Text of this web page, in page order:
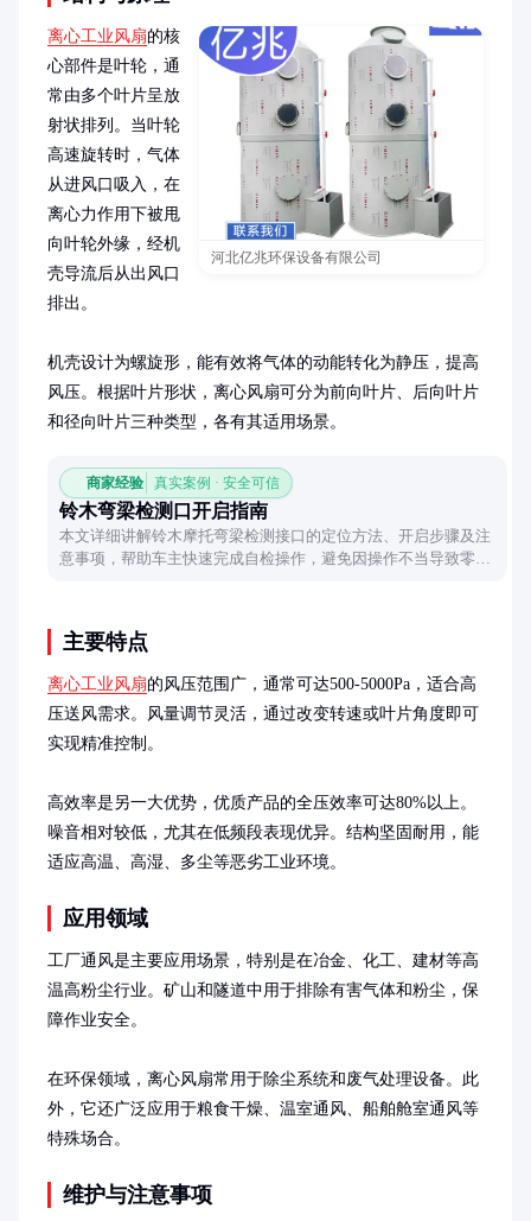
河北亿兆环保设备有限公司
离心工业风扇的核
心部件是叶轮，通
常由多个叶片呈放
射状排列。当叶轮
高速旋转时，气体
从进风口吸入，在
离心力作用下被甩
向叶轮外缘，经机
壳导流后从出风口
排出。
机壳设计为螺旋形，能有效将气体的动能转化为静压，提高
风压。根据叶片形状，离心风扇可分为前向叶片、后向叶片
和径向叶片三种类型，各有其适用场景。
商家经验 真实案例 · 安全可信
铃木弯梁检测口开启指南
本文详细讲解铃木摩托弯梁检测接口的定位方法、开启步骤及注
意事项，帮助车主快速完成自检操作，避免因操作不当导致零部
主要特点
离心工业风扇的风压范围广，通常可达500-5000Pa，适合高
压送风需求。风量调节灵活，通过改变转速或叶片角度即可
实现精准控制。
高效率是另一大优势，优质产品的全压效率可达80%以上。
噪音相对较低，尤其在低频段表现优异。结构坚固耐用，能
适应高温、高湿、多尘等恶劣工业环境。
应用领域
工厂通风是主要应用场景，特别是在冶金、化工、建材等高
温高粉尘行业。矿山和隧道中用于排除有害气体和粉尘，保
障作业安全。
在环保领域，离心风扇常用于除尘系统和废气处理设备。此
外，它还广泛应用于粮食干燥、温室通风、船舶舱室通风等
特殊场合。
维护与注意事项